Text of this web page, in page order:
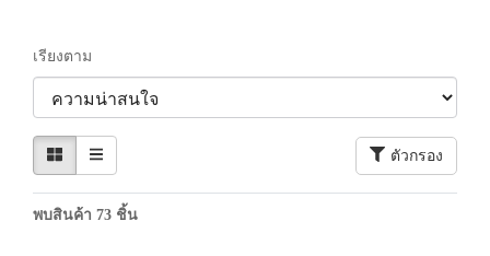
เรียงตาม
ตัวกรอง
พบสินค้า 73 ชิ้น